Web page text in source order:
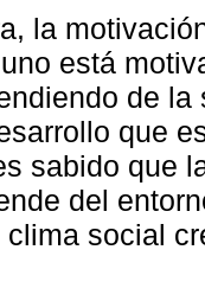
la
está
de
que
sabido que
del
social